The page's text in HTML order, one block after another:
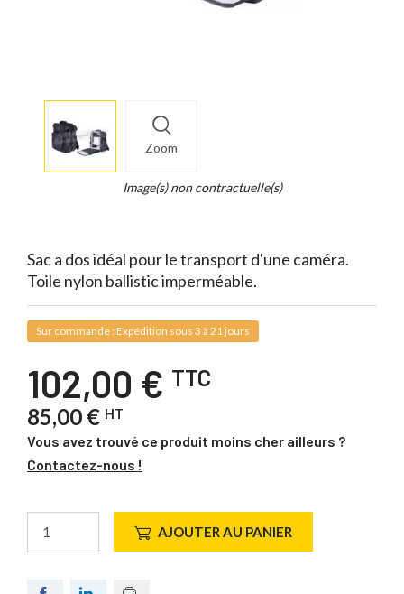
Zoom
info
Legend...
Image(s) non contractuelle(s)
Sac a dos idéal pour le transport d'une caméra.
Toile nylon ballistic imperméable.
Sur commande : Expédition sous 3 à 21 jours
102,00 € TTC
85,00 € HT
Vous avez trouvé ce produit moins cher ailleurs ?
Contactez-nous !
AJOUTER AU PANIER